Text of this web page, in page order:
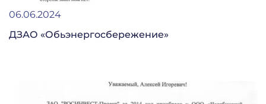
06.06.2024
ДЗАО «Обьэнергосбережение»